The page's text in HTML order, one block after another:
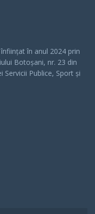
în anul 2024 prin
Botoșani, nr. 23 din
Servicii Publice, Sport și